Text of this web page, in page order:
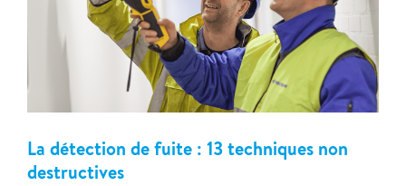
La détection de fuite : 13 techniques non
destructives